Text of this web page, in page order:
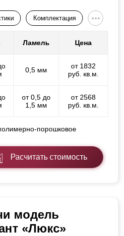
Комплектация
Ламель Цена
0,5 мм
от 1832
руб. кв.м.
от 0,5 до
1,5 мм
от 2568
руб. кв.м.
порошковое
Расчитать стоимость
модель
«Люкс»